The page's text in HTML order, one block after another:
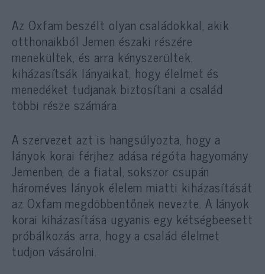
Az Oxfam beszélt olyan családokkal, akik
otthonaikból Jemen északi részére
menekültek, és arra kényszerültek,
kiházasítsák lányaikat, hogy élelmet és
menedéket tudjanak biztosítani a család
többi része számára.
A szervezet azt is hangsúlyozta, hogy a
lányok korai férjhez adása régóta hagyomány
Jemenben, de a fiatal, sokszor csupán
hároméves lányok élelem miatti kiházasítását
az Oxfam megdöbbentőnek nevezte. A lányok
korai kiházasítása ugyanis egy kétségbeesett
próbálkozás arra, hogy a család élelmet
tudjon vásárolni.